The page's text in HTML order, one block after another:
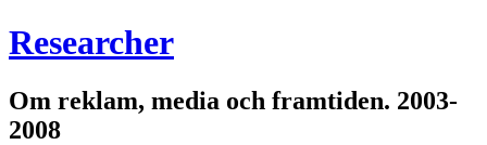
Researcher
Om reklam, media och framtiden. 2003-
2008